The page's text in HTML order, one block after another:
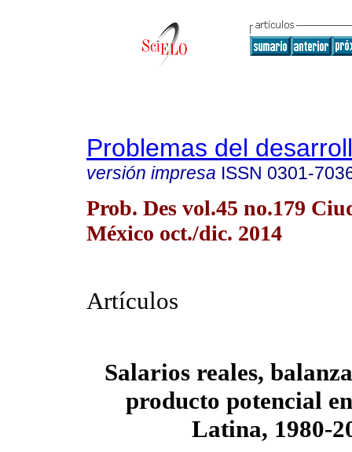
Problemas del
versión impresa ISSN 0301-
Prob. Des vol.45 no.179
México oct./dic. 2014
Artículos
Salarios reales,
producto potencial
Latina, 1980-